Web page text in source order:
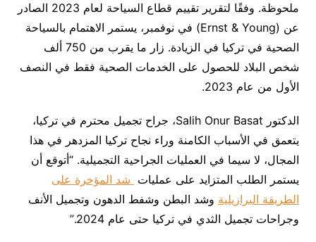
ملحوظة. وفقًا لتقرير تقييم قطاع السياحة لعام 2023 الصادر
عن (Ernst & Young) في نوفمبر، يستمر الاهتمام بالسياحة
الصحية في تركيا في الزيادة. زار ما يقرب من 750 ألف
شخص البلاد للحصول على الخدمات الصحية فقط في النصف
الأول من عام 2023.
الدكتور Salih Onur Basat، جراح تجميل محترم في تركيا،
يتعمق في الأسباب الكامنة وراء نجاح تركيا المزدهر في هذا
المجال، لا سيما في العمليات الجراحية التجميلية. “أتوقع أن
يستمر الطلب المتزايد على عمليات شد المؤخرة على
الطريقة البرازيلية وشد البطن وشفط الدهون وتجميل الأنف
وجراحات تجميل الثدي في تركيا حتى عام 2024.”